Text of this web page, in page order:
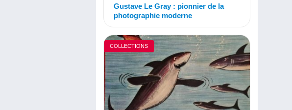
Gustave Le Gray : pionnier de la
photographie moderne
COLLECTIONS